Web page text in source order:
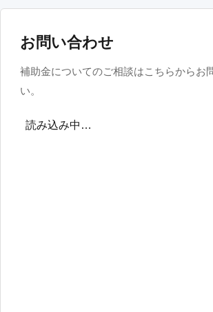
お問い合わせ
補助金についてのご相談はこちらからお
い。